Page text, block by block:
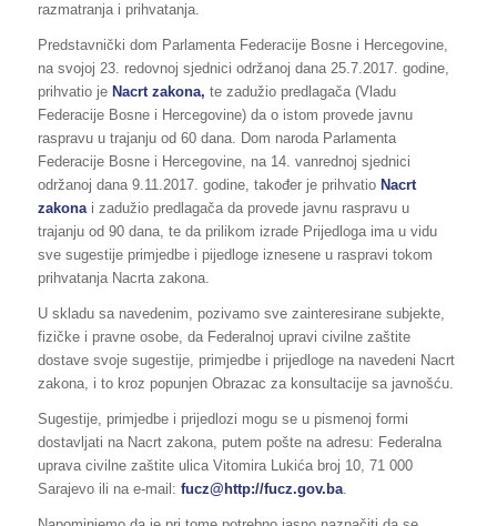
razmatranja i prihvatanja.
Predstavnički dom Parlamenta Federacije Bosne i Hercegovine,
na svojoj 23. redovnoj sjednici održanoj dana 25.7.2017. godine,
prihvatio jeNacrt zakona, te zadužio predlagača (Vladu
Federacije Bosne i Hercegovine) da o istom provede javnu
raspravu u trajanju od 60 dana. Dom naroda Parlamenta
Federacije Bosne i Hercegovine, na 14. vanrednoj sjednici
održanoj dana 9.11.2017. godine, također je prihvatio Nacrt
zakona i zadužio predlagača da provede javnu raspravu u
trajanju od 90 dana, te da prilikom izrade Prijedloga ima u vidu
sve sugestije primjedbe i pijedloge iznesene u raspravi tokom
prihvatanja Nacrta zakona.
U skladu sa navedenim, pozivamo sve zainteresirane subjekte,
fizičke i pravne osobe, da Federalnoj upravi civilne zaštite
dostave svoje sugestije, primjedbe i prijedloge na navedeni Nacrt
zakona, i to kroz popunjen Obrazac za konsultacije sa javnošću.
Sugestije, primjedbe i prijedlozi mogu se u pismenoj formi
dostavljati na Nacrt zakona, putem pošte na adresu: Federalna
uprava civilne zaštite ulica Vitomira Lukića broj 10, 71 000
Sarajevo ili na e-mail: fucz@http://fucz.gov.ba.